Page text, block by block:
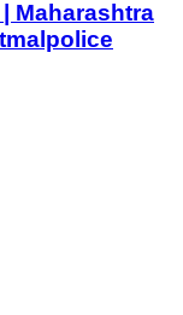
| Maharashtra